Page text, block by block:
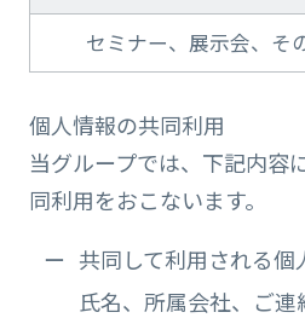
セミナー、展示会、そ
個人情報の共同利用
当グループでは、下記内容
同利用をおこないます。
共同して利用される個
氏名、所属会社、ご